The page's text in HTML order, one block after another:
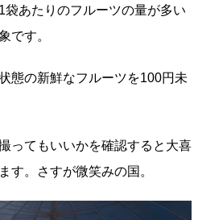
あたりのフルーツの量が多い
です。
態の新鮮なフルーツを100円未
ってもいいかを確認すると大喜
す。さすが微笑みの国。